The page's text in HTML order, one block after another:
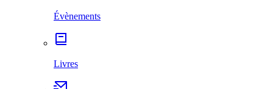
Évènements
Livres